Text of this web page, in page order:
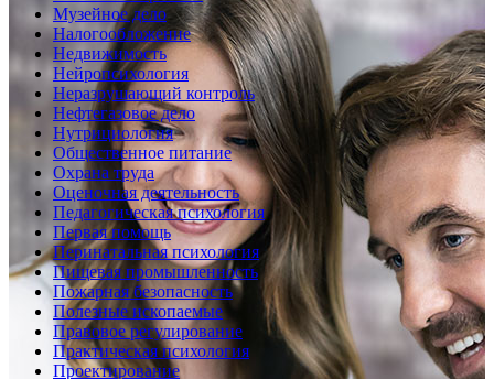
Музейное дело
Налогообложение
Недвижимость
Нейропсихология
Неразрушающий контроль
Нефтегазовое дело
Нутрициология
Общественное питание
Охрана труда
Оценочная деятельность
Педагогическая психология
Первая помощь
Перинатальная психология
Пищевая промышленность
Пожарная безопасность
Полезные ископаемые
Правовое регулирование
Практическая психология
Проектирование